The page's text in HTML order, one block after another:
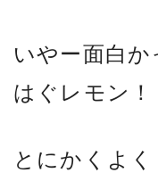
いやー面白か
はぐレモン！
とにかくよく